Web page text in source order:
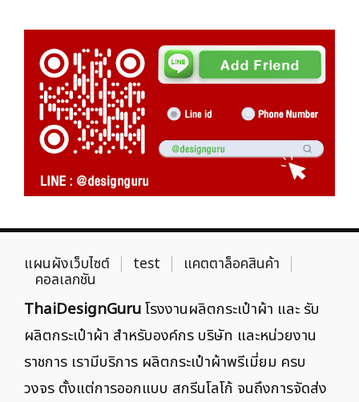
แผนผังเว็บไซต์ test แคตตาล็อคสินค้า
คอลเลกชัน
ThaiDesignGuruโรงงานผลิตกระเป๋าผ้า และ รับ
ผลิตกระเป๋าผ้า สำหรับองค์กร บริษัท และหน่วยงาน
ราชการ เรามีบริการ ผลิตกระเป๋าผ้าพรีเมี่ยม ครบ
วงจร ตั้งแต่การออกแบบ สกรีนโลโก้ จนถึงการจัดส่ง